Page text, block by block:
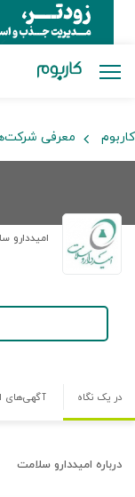
کاربوم معرفی
امیددارو
در یک نگاه آگهی‌های
درباره امیددارو سلامت